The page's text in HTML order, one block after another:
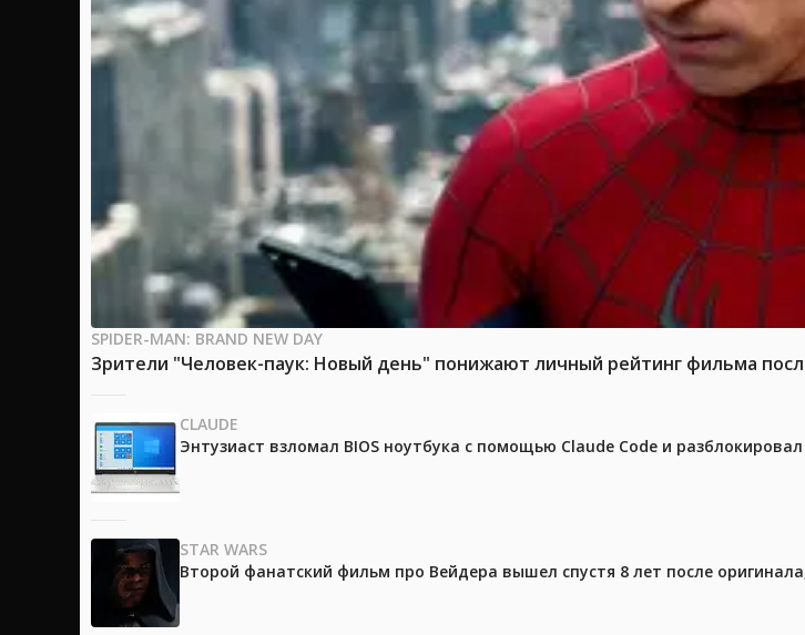
SPIDER-MAN: BRAND NEW DAY
Зрители "Человек-паук: Новый день" понижают личный рейтинг фильма
CLAUDE
Энтузиаст взломал BIOS ноутбука с помощью Claude Code и
STAR WARS
Второй фанатский фильм про Вейдера вышел спустя 8 лет после